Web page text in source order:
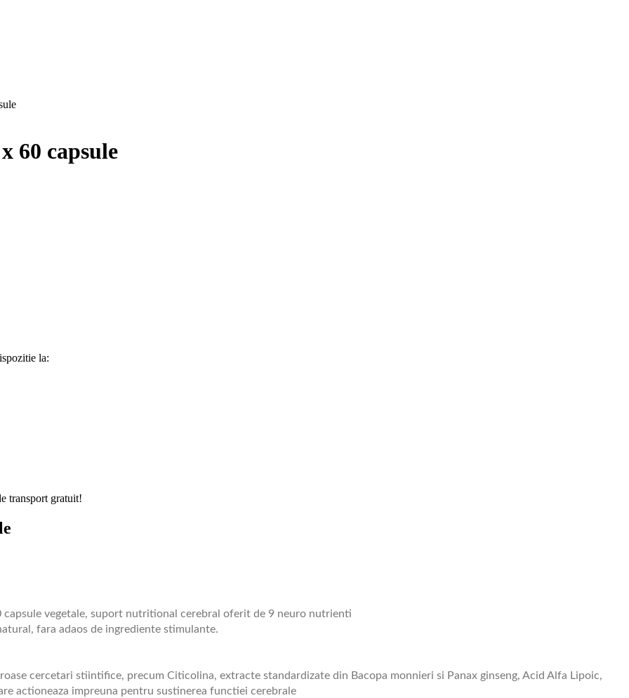
60 capsule
la:
transport gratuit!
vegetale, suport nutritional cerebral oferit de 9 neuro nutrienti
fara adaos de ingrediente stimulante.
cercetari stiintifice, precum Citicolina, extracte standardizate din Bacopa monnieri si Panax ginseng, Acid Alfa Lipoic,
actioneaza impreuna pentru sustinerea functiei cerebrale